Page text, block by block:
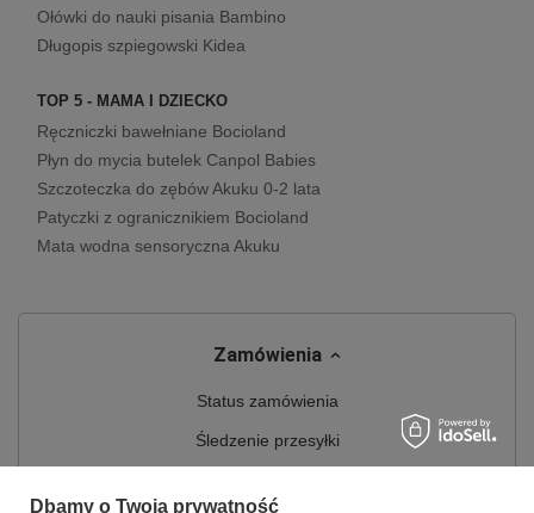
Ołówki do nauki pisania Bambino
Długopis szpiegowski Kidea
TOP 5 - MAMA I DZIECKO
Ręczniczki bawełniane Bocioland
Płyn do mycia butelek Canpol Babies
Szczoteczka do zębów Akuku 0-2 lata
Patyczki z ogranicznikiem Bocioland
Mata wodna sensoryczna Akuku
Zamówienia
Status zamówienia
Śledzenie przesyłki
Dbamy o Twoją prywatność